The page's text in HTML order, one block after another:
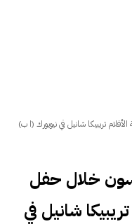
تريبيكا شانيل في نيويورك (ا ب)
خلال حفل
شانيل في